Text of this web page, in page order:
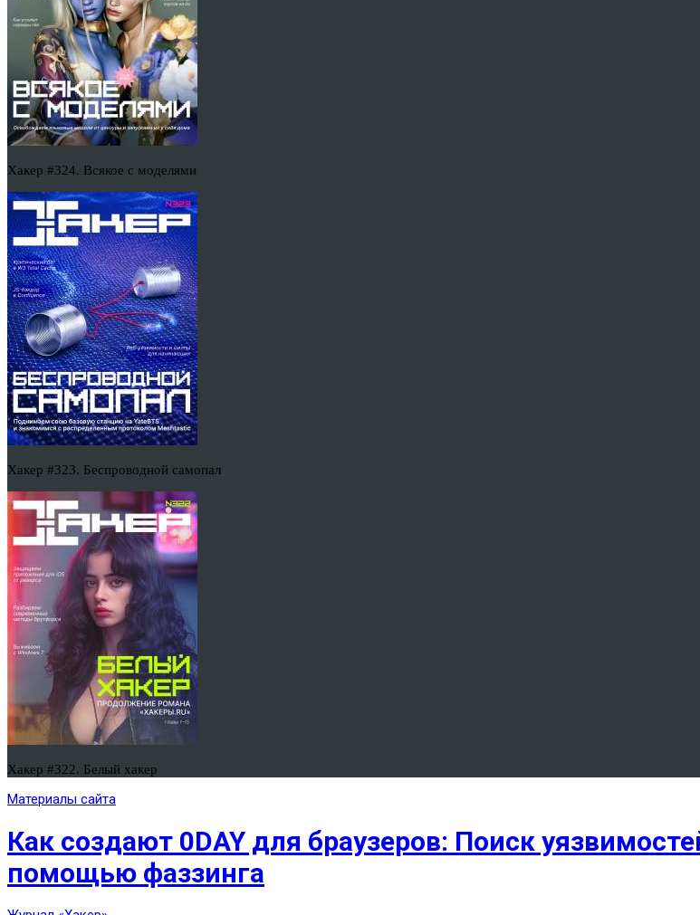
Хакер #324. Всякое с моделями
Хакер #323. Беспроводной самопал
Хакер #322. Белый хакер
Материалы сайта
Как создают 0DAY для браузеров: Поиск
помощью фаззинга